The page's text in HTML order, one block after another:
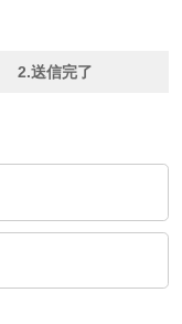
2.送信完了